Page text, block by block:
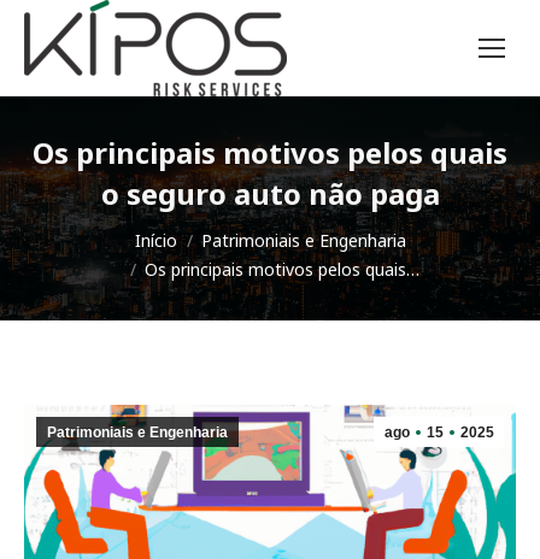
Os principais motivos pelos quais
o seguro auto não paga
Você está aqui:Início
Patrimoniais e Engenharia
Os principais motivos pelos quais…
ago 15 2025
Patrimoniais e Engenharia